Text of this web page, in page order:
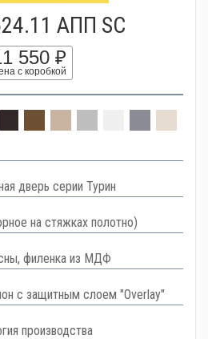
АПП SC
550 ₽
с коробкой
дверь серии Турин
на стяжках полотно)
филенка из МДФ
с защитным слоем "Overlay"
производства